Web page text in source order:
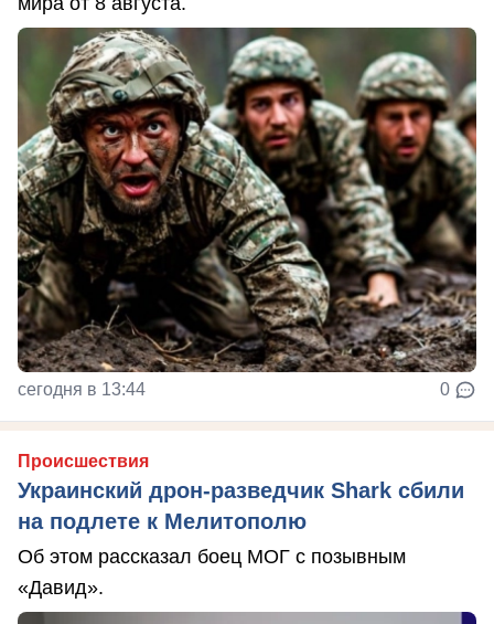
сегодня в 13:44 0
Происшествия
Украинский дрон-разведчик Shark сбили
на подлете к Мелитополю
Об этом рассказал боец МОГ с позывным
«Давид».